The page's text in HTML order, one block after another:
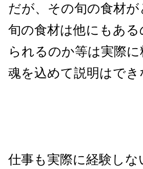
だが、その旬の食材
旬の食材は他にもあ
られるのか等は実際
魂を込めて説明はでき
仕事も実際に経験し